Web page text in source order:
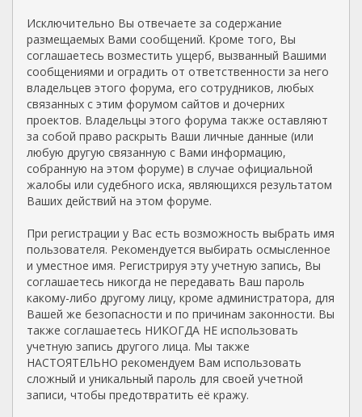
Исключительно Вы отвечаете за содержание
размещаемых Вами сообщений. Кроме того, Вы
соглашаетесь возместить ущерб, вызванный Вашими
сообщениями и оградить от ответственности за него
владельцев этого форума, его сотрудников, любых
связанных с этим форумом сайтов и дочерних
проектов. Владельцы этого форума также оставляют
за собой право раскрыть Ваши личные данные (или
любую другую связанную с Вами информацию,
собранную на этом форуме) в случае официальной
жалобы или судебного иска, являющихся результатом
Ваших действий на этом форуме.
При регистрации у Вас есть возможность выбрать имя
пользователя. Рекомендуется выбирать осмысленное
и уместное имя. Регистрируя эту учетную запись, Вы
соглашаетесь никогда не передавать Ваш пароль
какому-либо другому лицу, кроме администратора, для
Вашей же безопасности и по причинам законности. Вы
также соглашаетесь НИКОГДА НЕ использовать
учетную запись другого лица. Мы также
НАСТОЯТЕЛЬНО рекомендуем Вам использовать
сложный и уникальный пароль для своей учетной
записи, чтобы предотвратить её кражу.